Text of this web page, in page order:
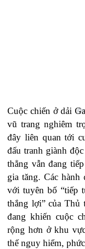
Cuộc chiến ở dải
vũ trang nghiêm
đây liên quan tới
đấu tranh giành
thẳng vẫn đang
gia tăng. Các hành
với tuyên bố “tiếp
thắng lợi” của Thủ
đang khiến cuộc
rộng hơn ở khu
thế nguy hiểm,